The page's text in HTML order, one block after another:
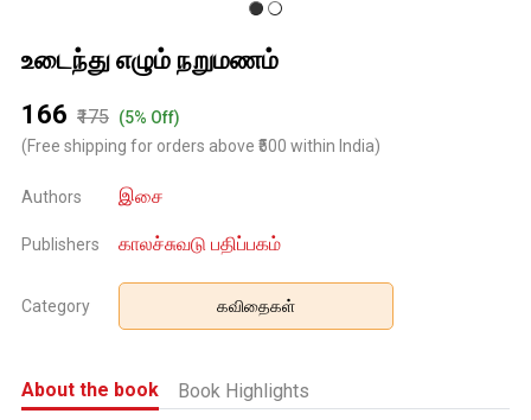
உடைந்து எழும் நறுமணம்
₹166 ₹175 (5% Off)
(Free shipping for orders above ₹500 within India)
Authors இசை
Publishers காலச்சுவடு பதிப்பகம்
Category கவிதைகள்
About the book Book Highlights